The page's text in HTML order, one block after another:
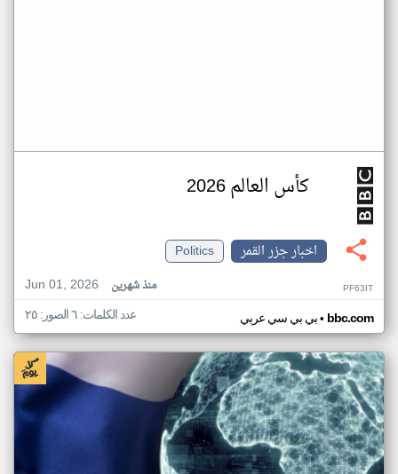
كأس العالم 2026
اخبار جزر القمر
Politics
Jun 01, 2026
منذ شهرين PF63IT
بي بي سي عربي• bbc.com عدد الكلمات: ٦ الصور: ٢٥